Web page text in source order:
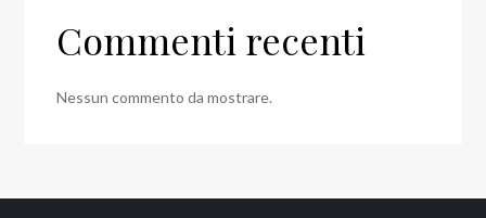
Commenti recenti
Nessun commento da mostrare.